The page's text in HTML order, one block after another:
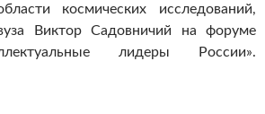
космических исследований,
Виктор Садовничий на форуме
лидеры России».
факультет подготовки